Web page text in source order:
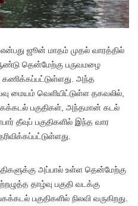
ஜூன் மாதம் முதல் வாரத்தில்
தென்மேற்கு பருவமழை
அந்த
வெளியிட்டுள்ள தகவலில்,
பகுதிகள், அந்தமான் கடல்
தீவுப் பகுதிகளில் இந்த வார
அப்பால் உள்ள தென்மேற்கு
தாழ்வு பகுதி வடக்கு
பகுதிகளில் நிலவி வருகிறது.